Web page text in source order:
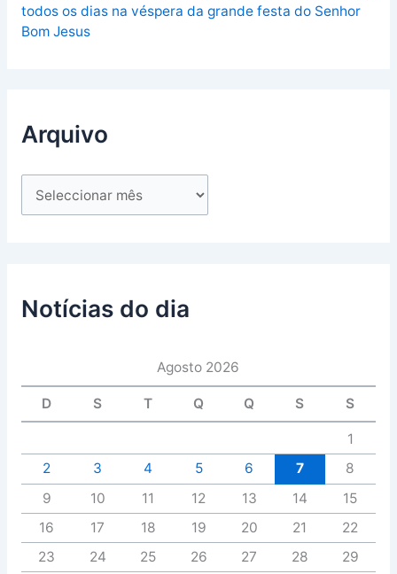
todos os dias na véspera da grande festa do Senhor
Bom Jesus
Arquivo
Notícias do dia
Agosto 2026
D S T Q Q S S
1
2
3 4 5 6 7
8
9
10 11 12 13 14
15
16
17 18 19 20 21
22
23
24 25 26 27 28
29